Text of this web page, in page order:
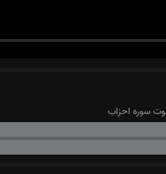
سوره احزاب